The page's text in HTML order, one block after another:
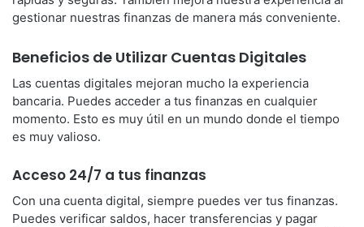
gestionar nuestras finanzas de manera más conveniente.
Beneficios de Utilizar Cuentas Digitales
Las cuentas digitales mejoran mucho la experiencia
bancaria. Puedes acceder a tus finanzas en cualquier
momento. Esto es muy útil en un mundo donde el tiempo
es muy valioso.
Acceso 24/7 a tus finanzas
Con una cuenta digital, siempre puedes ver tus finanzas.
Puedes verificar saldos, hacer transferencias y pagar